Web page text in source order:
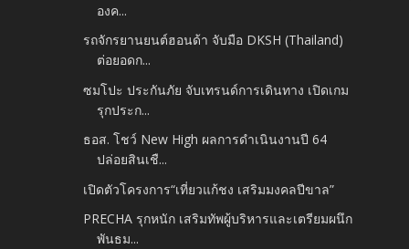
องค...
รถจักรยานยนต์ฮอนด้า จับมือ DKSH (Thailand)
ต่อยอดก...
ซมโปะ ประกันภัย จับเทรนด์การเดินทาง เปิดเกม
รุกประก...
ธอส. โชว์ New High ผลการดำเนินงานปี 64
ปล่อยสินเชื...
เปิดตัวโครงการ“เที่ยวแก้ชง เสริมมงคลปีขาล”
PRECHA รุกหนัก เสริมทัพผู้บริหารและเตรียมผนึก
พันธม...